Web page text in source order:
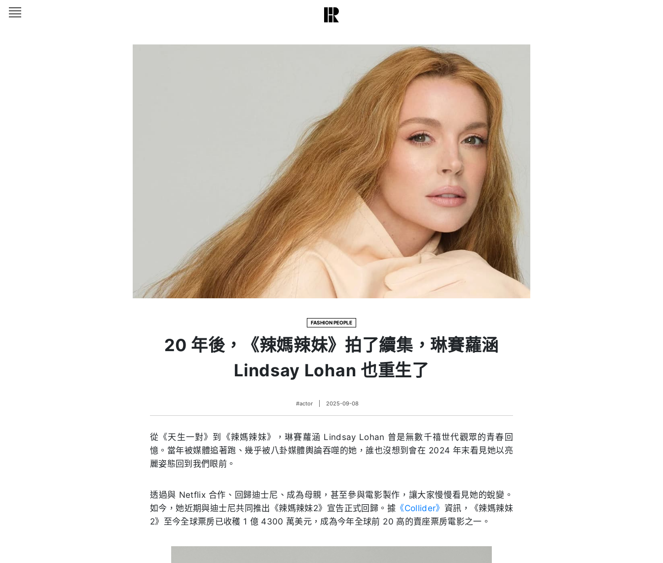
FASHION PEOPLE
20 年後，《辣媽辣妹》拍了續集，琳賽蘿涵
Lindsay Lohan 也重生了
#actor 2025-09-08
從《天生一對》到《辣媽辣妹》，琳賽蘿涵 Lindsay Lohan 曾是無數千禧世代觀眾的青春回
憶。當年被媒體追著跑、幾乎被八卦媒體輿論吞噬的她，誰也沒想到會在 2024 年末看見她以亮
麗姿態回到我們眼前。
透過與 Netflix 合作、回歸迪士尼、成為母親，甚至參與電影製作，讓大家慢慢看見她的蛻變。
如今，她近期與迪士尼共同推出《辣媽辣妹2》宣告正式回歸。據 《Collider》 資訊，《辣媽辣妹
2》至今全球票房已收穫 1 億 4300 萬美元，成為今年全球前 20 高的賣座票房電影之一。